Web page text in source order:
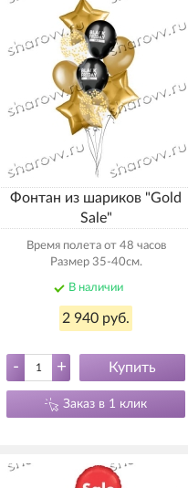
Фонтан из шариков "Gold
Sale"
Время полета от 48 часов
Размер 35-40см.
В наличии
2 940 руб.
- + Купить
Заказ в 1 клик